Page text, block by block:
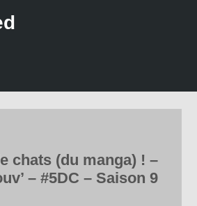
chats (du manga) ! –
– #5DC – Saison 9